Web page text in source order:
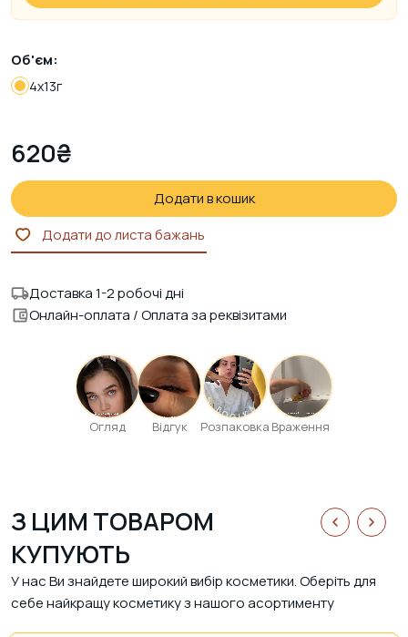
Об'єм:
4х13г
620₴
Додати в кошик
Додати до листа бажань
Доставка 1-2 робочі дні
Онлайн-оплата / Оплата за реквізитами
Огляд Відгук Розпаковка Враження
З ЦИМ ТОВАРОМ
КУПУЮТЬ
У нас Ви знайдете широкий вибір косметики. Оберіть для
себе найкращу косметику з нашого асортименту